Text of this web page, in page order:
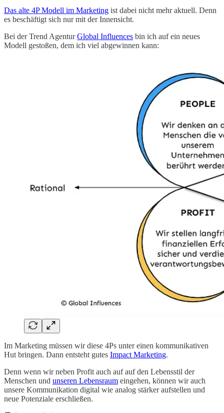
Das alte 4P Modell im Marketing ist dabei nicht mehr aktuell. Denn
es beschäftigt sich nur mit der Innensicht.
Bei der Trend AgenturGlobal Influences bin ich auf ein neues
Modell gestoßen, dem ich viel abgewinnen kann:
Im Marketing müssen wir diese 4Ps unter einen kommunikativen
Hut bringen. Dann entsteht gutes Impact Marketing.
Denn wenn wir neben Profit auch auf auf den Lebensstil der
Menschen und unseren Lebensraum eingehen, können wir auch
unsere Kommunikation digital wie analog stärker aufstellen und
neue Potenziale erschließen.